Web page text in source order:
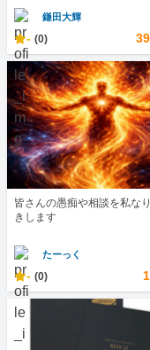
鎌田大輝
- (0)
皆さんの愚痴や相談を私な
きします
たーっく
- (0)